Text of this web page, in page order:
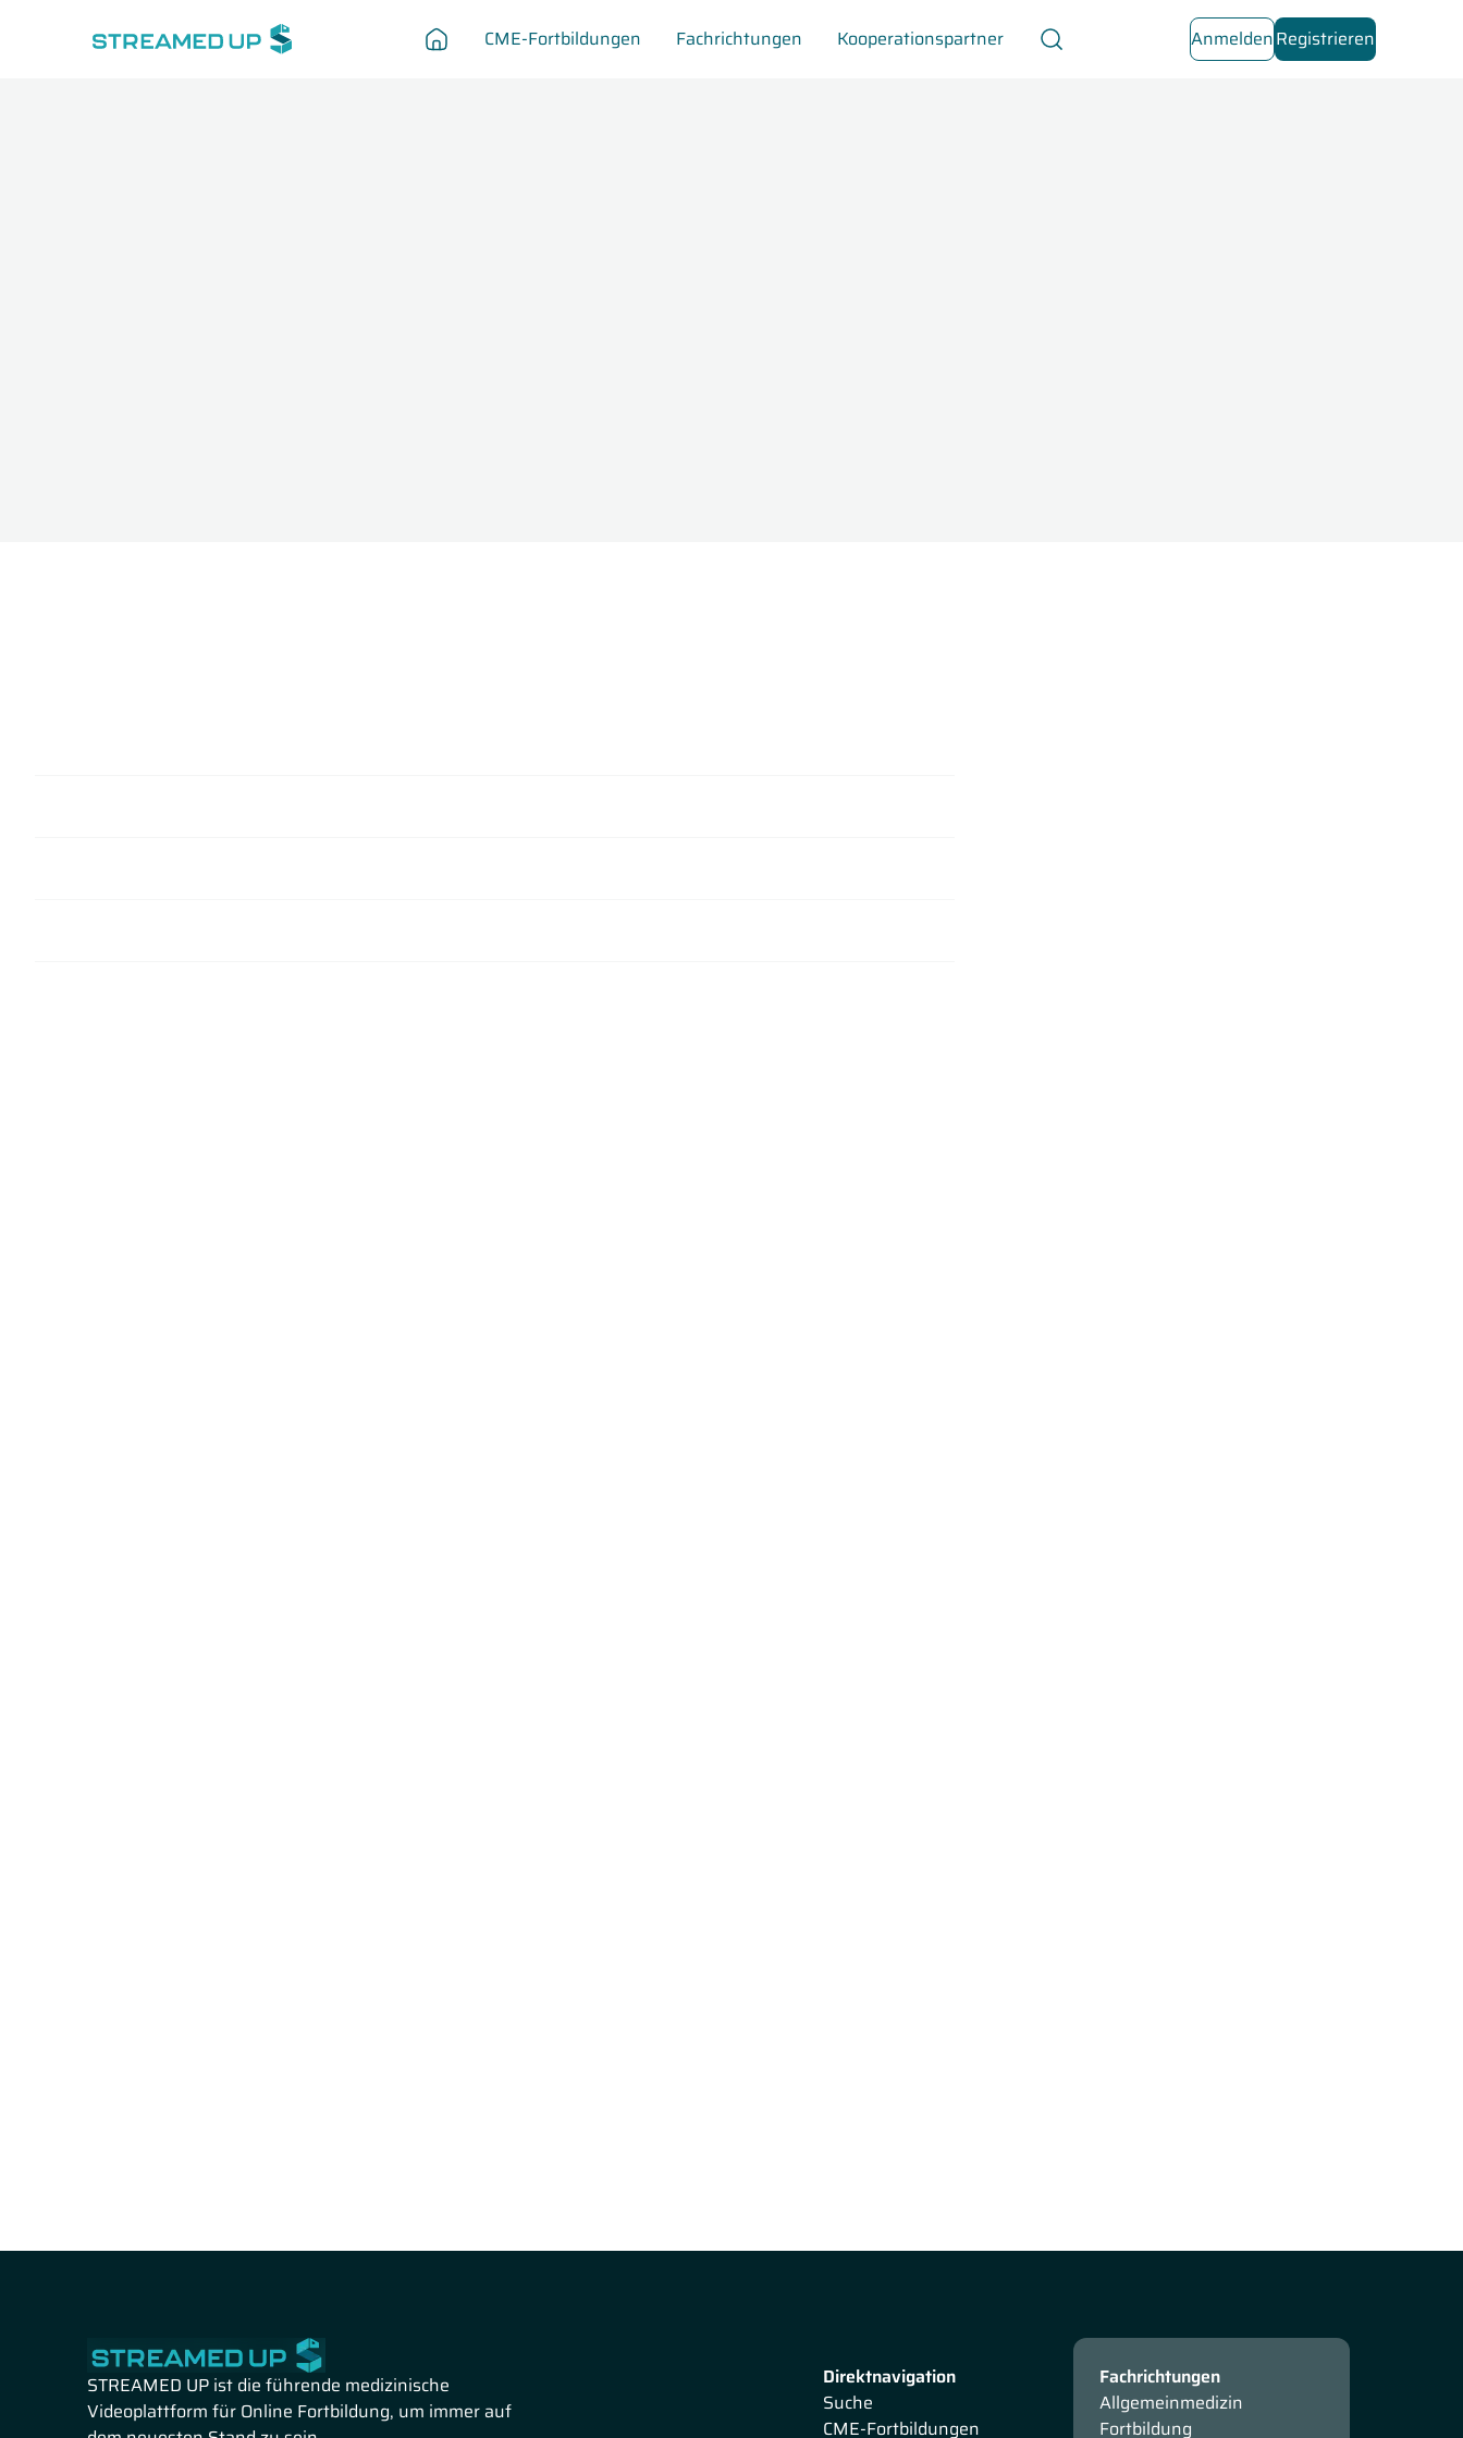
CME-Fortbildungen Fachrichtungen Kooperationspartner AnmeldenRegistrieren
STREAMED UP ist die führende medizinische
Videoplattform für Online Fortbildung, um immer auf
Direktnavigation
Suche
CME-Fortbildungen
Fachrichtungen
Allgemeinmedizin
Fortbildung